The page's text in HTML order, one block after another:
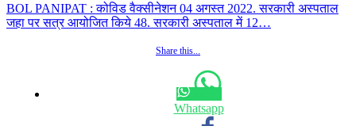
BOL PANIPAT : कोविड वैक्सीनेशन 04 अगस्त 2022. सरकारी अस्पताल
जहा पर सत्र आयोजित किये 48. सरकारी अस्पताल में 12…
Share this...
Whatsapp